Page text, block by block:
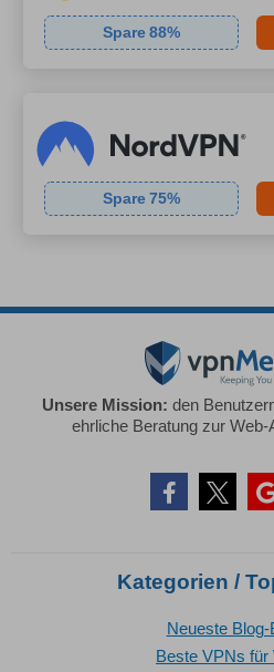
Spare88%
Spare75%
Unsere Mission: den
ehrliche Beratung zur
Kategorien /
Neueste Blog-
Beste VPNs für